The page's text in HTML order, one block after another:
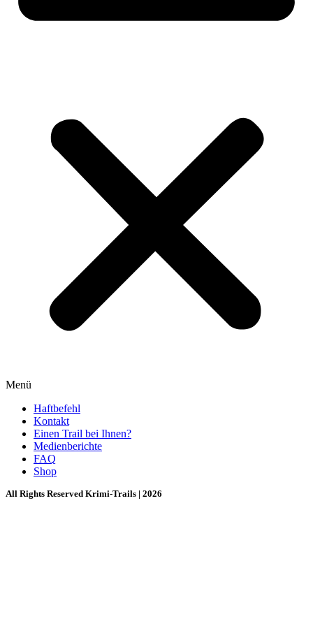
Menü
Haftbefehl
Kontakt
Einen Trail bei Ihnen?
Medienberichte
FAQ
Shop
All Rights Reserved Krimi-Trails | 2026